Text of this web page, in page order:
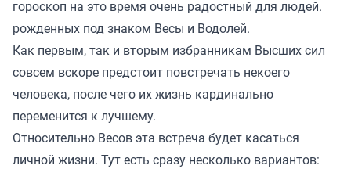
гороскоп на это время очень радостный для людей.
рожденных под знаком Весы и Водолей.
Как первым, так и вторым избранникам Высших сил
совсем вскоре предстоит повстречать некоего
человека, после чего их жизнь кардинально
переменится к лучшему.
Относительно Весов эта встреча будет касаться
личной жизни. Тут есть сразу несколько вариантов: